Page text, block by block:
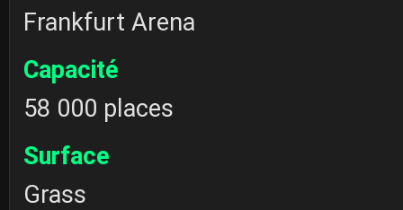
Frankfurt Arena
Capacité
58 000 places
Surface
Grass